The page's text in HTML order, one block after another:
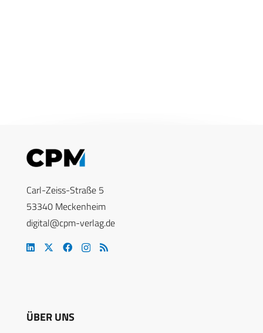
Carl-Zeiss-Straße 5
53340 Meckenheim
digital@cpm-verlag.de
ÜBER UNS